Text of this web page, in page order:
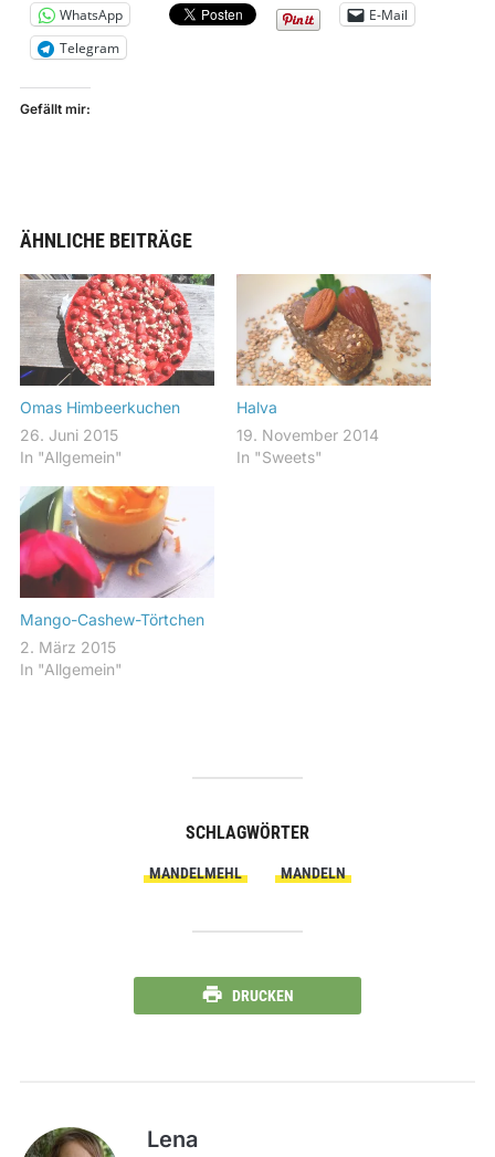
WhatsApp
E-Mail
Telegram
Gefällt mir:
ÄHNLICHE BEITRÄGE
Omas Himbeerkuchen
26. Juni 2015
In "Allgemein"
Halva
19. November 2014
In "Sweets"
Mango-Cashew-Törtchen
2. März 2015
In "Allgemein"
SCHLAGWÖRTER
MANDELMEHL MANDELN
DRUCKEN
Lena